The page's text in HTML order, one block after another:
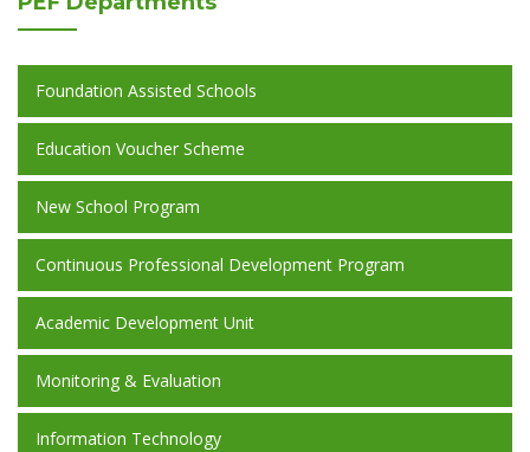
Foundation Assisted Schools
Education Voucher Scheme
New School Program
Continuous Professional Development Program
Academic Development Unit
Monitoring & Evaluation
Information Technology